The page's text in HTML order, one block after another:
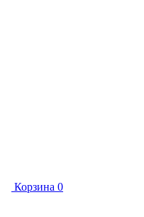
Корзина 0